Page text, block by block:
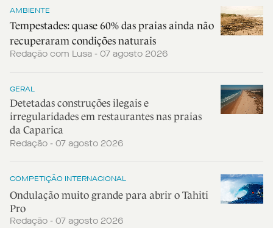
AMBIENTE
Tempestades: quase 60% das praias ainda não
recuperaram condições naturais
Redação com Lusa - 07 agosto 2026
GERAL
Detetadas construções ilegais e
irregularidades em restaurantes nas praias
da Caparica
Redação - 07 agosto 2026
COMPETIÇÃO INTERNACIONAL
Ondulação muito grande para abrir o Tahiti
Pro
Redação - 07 agosto 2026